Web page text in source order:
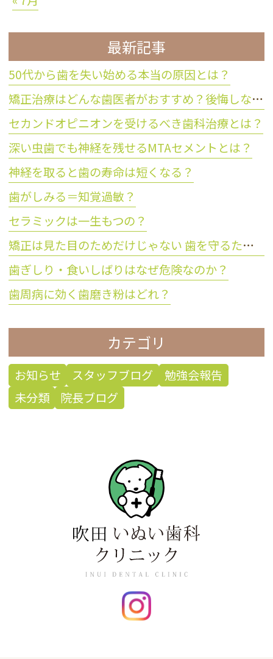
最新記事
50代から歯を失い始める本当の原因とは？
矯正治療はどんな歯医者がおすすめ？後悔しない歯科医院の選び方
セカンドオピニオンを受けるべき歯科治療とは？
深い虫歯でも神経を残せるMTAセメントとは？
神経を取ると歯の寿命は短くなる？
歯がしみる＝知覚過敏？
セラミックは一生もつの？
矯正は見た目のためだけじゃない 歯を守るために大切な理由とは？
歯ぎしり・食いしばりはなぜ危険なのか？
歯周病に効く歯磨き粉はどれ？
カテゴリ
お知らせ スタッフブログ
勉強会報告
未分類
院長ブログ